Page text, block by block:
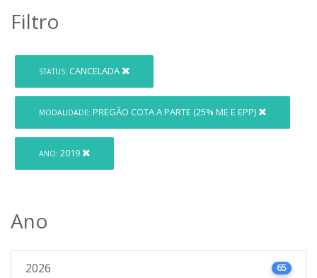
Filtro
STATUS: CANCELADA
MODALIDADE: PREGÃO COTA A PARTE (25% ME E EPP)
ANO: 2019
Ano
2026 65